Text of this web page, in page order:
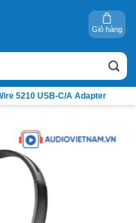
Giỏ hàng
5210 USB-C/A Adapter